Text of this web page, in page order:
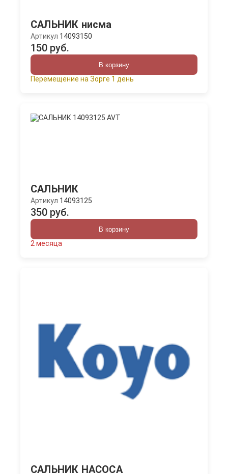
САЛЬНИК нисма
Артикул 14093150
150 руб.
В корзину
Перемещение на Зорге 1 день
САЛЬНИК
Артикул 14093125
350 руб.
В корзину
2 месяца
САЛЬНИК НАСОСА